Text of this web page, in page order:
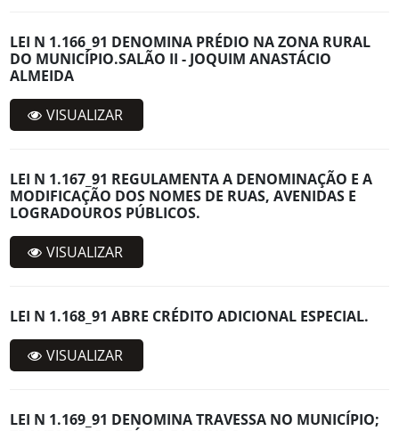
LEI N 1.166_91 DENOMINA PRÉDIO NA ZONA RURAL
DO MUNICÍPIO.SALÃO II - JOQUIM ANASTÁCIO
ALMEIDA
VISUALIZAR
LEI N 1.167_91 REGULAMENTA A DENOMINAÇÃO E A
MODIFICAÇÃO DOS NOMES DE RUAS, AVENIDAS E
LOGRADOUROS PÚBLICOS.
VISUALIZAR
LEI N 1.168_91 ABRE CRÉDITO ADICIONAL ESPECIAL.
VISUALIZAR
LEI N 1.169_91 DENOMINA TRAVESSA NO MUNICÍPIO;